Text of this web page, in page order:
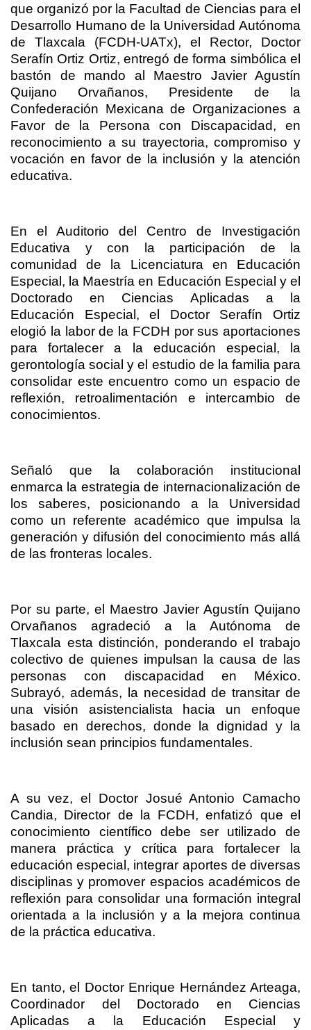
que organizó por la Facultad de Ciencias para el
Desarrollo Humano de la Universidad Autónoma
de Tlaxcala (FCDH-UATx), el Rector, Doctor
Serafín Ortiz Ortiz, entregó de forma simbólica el
bastón de mando al Maestro Javier Agustín
Quijano Orvañanos, Presidente de la
Confederación Mexicana de Organizaciones a
Favor de la Persona con Discapacidad, en
reconocimiento a su trayectoria, compromiso y
vocación en favor de la inclusión y la atención
educativa.
En el Auditorio del Centro de Investigación
Educativa y con la participación de la
comunidad de la Licenciatura en Educación
Especial, la Maestría en Educación Especial y el
Doctorado en Ciencias Aplicadas a la
Educación Especial, el Doctor Serafín Ortiz
elogió la labor de la FCDH por sus aportaciones
para fortalecer a la educación especial, la
gerontología social y el estudio de la familia para
consolidar este encuentro como un espacio de
reflexión, retroalimentación e intercambio de
conocimientos.
Señaló que la colaboración institucional
enmarca la estrategia de internacionalización de
los saberes, posicionando a la Universidad
como un referente académico que impulsa la
generación y difusión del conocimiento más allá
de las fronteras locales.
Por su parte, el Maestro Javier Agustín Quijano
Orvañanos agradeció a la Autónoma de
Tlaxcala esta distinción, ponderando el trabajo
colectivo de quienes impulsan la causa de las
personas con discapacidad en México.
Subrayó, además, la necesidad de transitar de
una visión asistencialista hacia un enfoque
basado en derechos, donde la dignidad y la
inclusión sean principios fundamentales.
A su vez, el Doctor Josué Antonio Camacho
Candia, Director de la FCDH, enfatizó que el
conocimiento científico debe ser utilizado de
manera práctica y crítica para fortalecer la
educación especial, integrar aportes de diversas
disciplinas y promover espacios académicos de
reflexión para consolidar una formación integral
orientada a la inclusión y a la mejora continua
de la práctica educativa.
En tanto, el Doctor Enrique Hernández Arteaga,
Coordinador del Doctorado en Ciencias
Aplicadas a la Educación Especial y